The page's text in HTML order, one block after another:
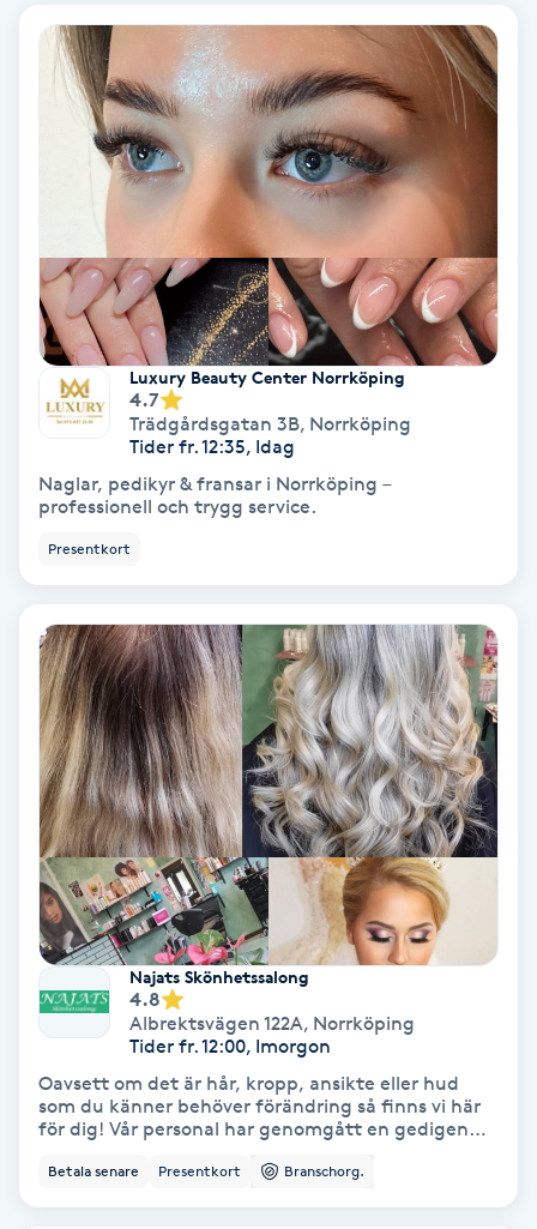
Ansiktsbehandling djuprengörande
Babylights
Bambumassage
Barber
Barnklippning
Blowout
Bottenfärg
Brynformning
Brynfärgning
Brynplockning
Bröllopsuppsättning
Celluliter
Coachning
Color correction
Luxury Beauty Center Norrköping
4.7
Trädgårdsgatan 3B, Norrköping
Tider fr. 12:35, Idag
Naglar, pedikyr & fransar i Norrköping –
professionell och trygg service.
Presentkort
Najats Skönhetssalong
4.8
Albrektsvägen 122A, Norrköping
Tider fr. 12:00, Imorgon
Oavsett om det är hår, kropp, ansikte eller hud
som du känner behöver förändring så finns vi här
för dig! Vår personal har genomgått en gedigen
hand om era behov på ett tryggt och säkert sätt.
Betala senare Presentkort Branschorg.